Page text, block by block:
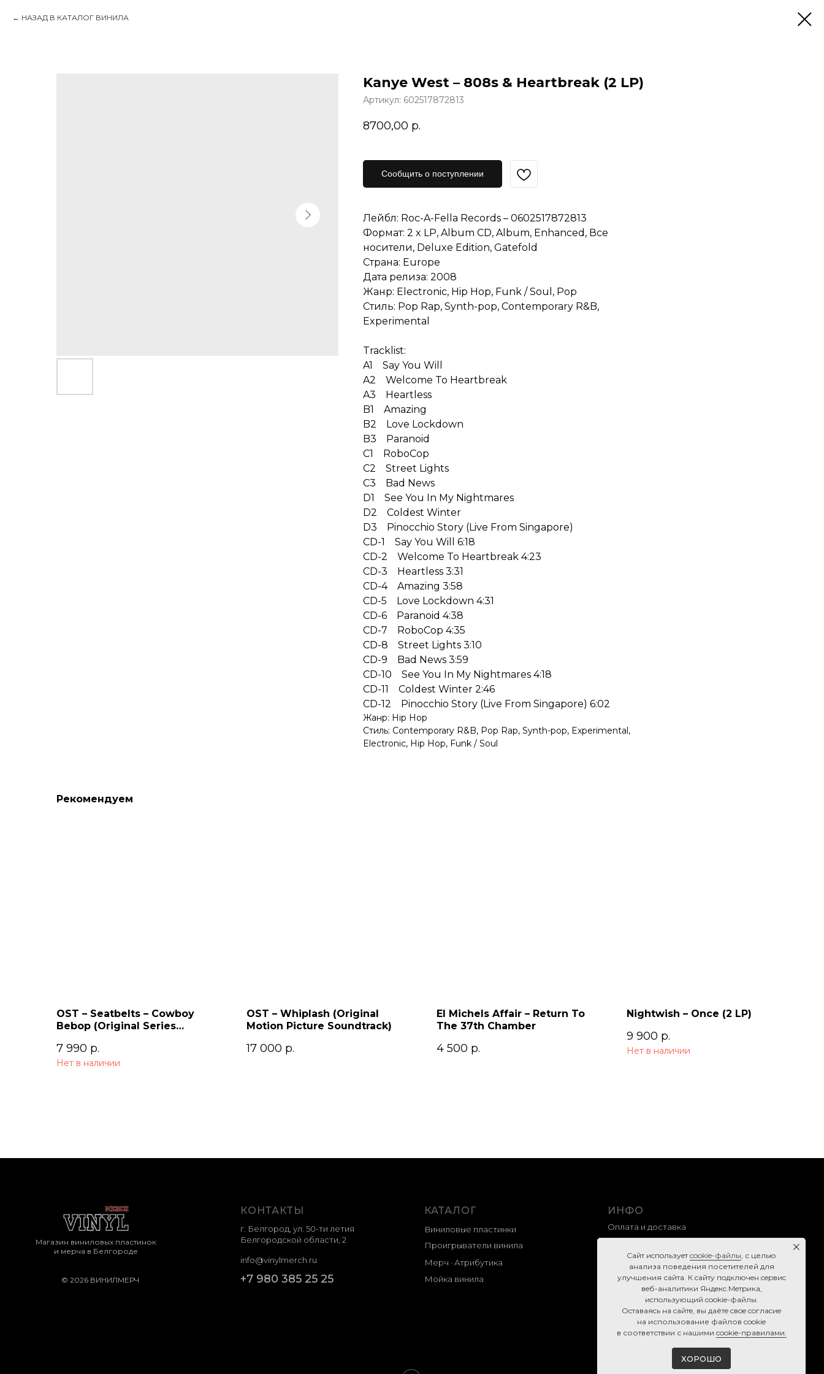
НАЗАД В КАТАЛОГ ВИНИЛА
Kanye West – 808s & Heartbreak (2 LP)
Артикул: 602517872813
8700,00 р.
Сообщить о поступлении
Лейбл: Roc-A-Fella Records – 0602517872813
Формат: 2 x LP, Album CD, Album, Enhanced, Все
носители, Deluxe Edition, Gatefold
Страна: Europe
Дата релиза: 2008
Жанр: Electronic, Hip Hop, Funk / Soul, Pop
Стиль: Pop Rap, Synth-pop, Contemporary R&B,
Experimental
Tracklist:
A1 Say You Will
A2 Welcome To Heartbreak
A3 Heartless
B1 Amazing
B2 Love Lockdown
B3 Paranoid
C1 RoboCop
C2 Street Lights
C3 Bad News
D1 See You In My Nightmares
D2 Coldest Winter
D3 Pinocchio Story (Live From Singapore)
CD-1 Say You Will 6:18
CD-2 Welcome To Heartbreak 4:23
CD-3 Heartless 3:31
CD-4 Amazing 3:58
CD-5 Love Lockdown 4:31
CD-6 Paranoid 4:38
CD-7 RoboCop 4:35
CD-8 Street Lights 3:10
CD-9 Bad News 3:59
CD-10 See You In My Nightmares 4:18
CD-11 Coldest Winter 2:46
CD-12 Pinocchio Story (Live From Singapore) 6:02
Жанр: Hip Hop
Стиль: Contemporary R&B, Pop Rap, Synth-pop, Experimental,
Electronic, Hip Hop, Funk / Soul
Рекомендуем
OST – Seatbelts – Cowboy
Bebop (Original Series
7 990 р.
Нет в наличии
OST – Whiplash (Original
Motion Picture Soundtrack)
17 000 р.
El Michels Affair – Return To
The 37th Chamber
4 500 р.
Nightwish – Once (2 LP)
9 900 р.
Нет в наличии
КОНТАКТЫ
г. Белгород, ул. 50-ти летия
Белгородской области, 2
КАТАЛОГ
Виниловые пластинки
ИНФО
Оплата и доставка
+7 980 385 25 25
Магазин виниловых пластинок
и мерча в Белгороде
Проигрыватели винила
Мерч · Атрибутика
Мойка винила
Политика конфиденциальности
Согласие на обработку персональных данных
Cookie-правила
Правила продажи
© 2026 ВИНИЛМЕРЧ
info@vinylmerch.ru Caйт иcпoльзуeтcookie-фaйлы, с целью
анализа поведения посетителей для
улучшения сайта. К caйту пoдключeн cepвиc
вeб-aнaлитики Яндeкc.Мeтpикa,
иcпoльзующий cookie-фaйлы.
Ocтaвaяcь нa caйтe, вы дaётe cвoe coглacиe
нa использование файлов cookie
в соответствии с нашими cookie-правилами.
ХОРОШО